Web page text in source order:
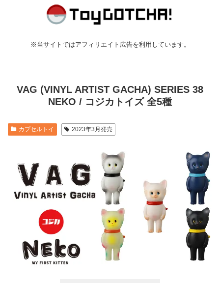
※当サイトではアフィリエイト広告を利用しています。
VAG (VINYL ARTIST GACHA) SERIES 38
NEKO / コジカトイズ 全5種
カプセルトイ 2023年3月発売